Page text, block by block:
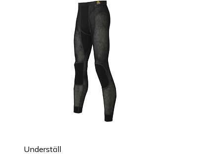
Underställ